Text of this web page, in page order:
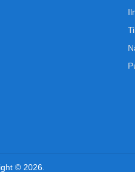
© 2026.